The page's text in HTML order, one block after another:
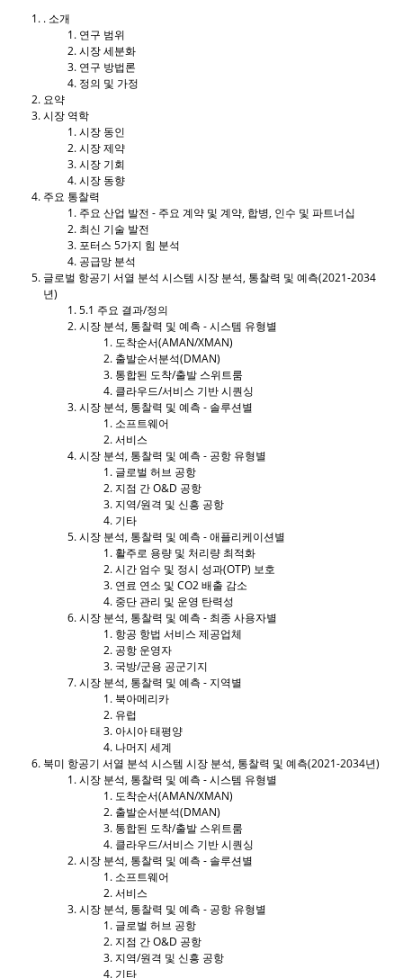
. 소개
연구 범위
시장 세분화
연구 방법론
정의 및 가정
요약
시장 역학
시장 동인
시장 제약
시장 기회
시장 동향
주요 통찰력
주요 산업 발전 - 주요 계약 및 계약, 합병, 인수 및 파트너십
최신 기술 발전
포터스 5가지 힘 분석
공급망 분석
글로벌 항공기 서열 분석 시스템 시장 분석, 통찰력 및 예측(2021-2034
년)
5.1 주요 결과/정의
시장 분석, 통찰력 및 예측 - 시스템 유형별
도착순서(AMAN/XMAN)
출발순서분석(DMAN)
통합된 도착/출발 스위트룸
클라우드/서비스 기반 시퀀싱
시장 분석, 통찰력 및 예측 - 솔루션별
소프트웨어
서비스
시장 분석, 통찰력 및 예측 - 공항 유형별
글로벌 허브 공항
지점 간 O&D 공항
지역/원격 및 신흥 공항
기타
시장 분석, 통찰력 및 예측 - 애플리케이션별
활주로 용량 및 처리량 최적화
시간 엄수 및 정시 성과(OTP) 보호
연료 연소 및 CO2 배출 감소
중단 관리 및 운영 탄력성
시장 분석, 통찰력 및 예측 - 최종 사용자별
항공 항법 서비스 제공업체
공항 운영자
국방/군용 공군기지
시장 분석, 통찰력 및 예측 - 지역별
북아메리카
유럽
아시아 태평양
나머지 세계
북미 항공기 서열 분석 시스템 시장 분석, 통찰력 및 예측(2021-2034년)
시장 분석, 통찰력 및 예측 - 시스템 유형별
도착순서(AMAN/XMAN)
출발순서분석(DMAN)
통합된 도착/출발 스위트룸
클라우드/서비스 기반 시퀀싱
시장 분석, 통찰력 및 예측 - 솔루션별
소프트웨어
서비스
시장 분석, 통찰력 및 예측 - 공항 유형별
글로벌 허브 공항
지점 간 O&D 공항
지역/원격 및 신흥 공항
기타